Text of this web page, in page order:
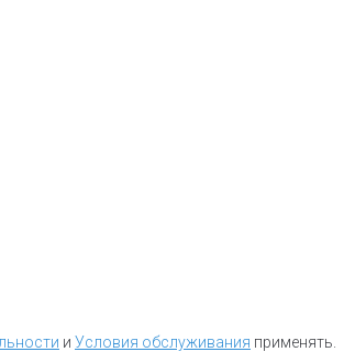
и Условия обслуживания применять.